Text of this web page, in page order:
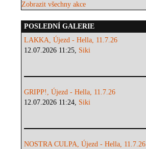
Zobrazit všechny akce
POSLEDNÍ GALERIE
LAKKA, Újezd - Hella, 11.7.26
12.07.2026 11:25, Siki
GRIPP!, Újezd - Hella, 11.7.26
12.07.2026 11:24, Siki
NOSTRA CULPA, Újezd - Hella, 11.7.26